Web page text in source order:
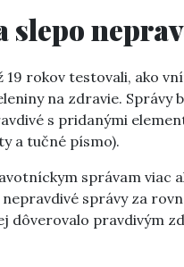
19 rokov testovali, ako
na zdravie. Správy
s pridanými
a tučné písmo).
správam viac
správy za
dôverovalo pravdivým